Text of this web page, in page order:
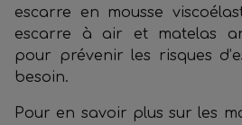
escarre en mousse
escarre à air et matelas
pour prévenir les risques
besoin.
Pour en savoir plus sur les